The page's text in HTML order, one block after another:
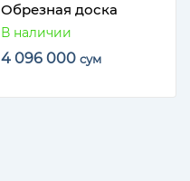
Обрезная доска
В наличии
4 096 000 сум